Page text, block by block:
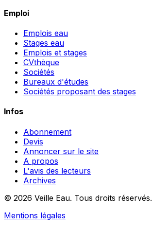
Emploi
Emplois eau
Stages eau
Emplois et stages
CVthèque
Sociétés
Bureaux d'études
Sociétés proposant des stages
Infos
Abonnement
Devis
Annoncer sur le site
A propos
L'avis des lecteurs
Archives
© 2026 Veille Eau. Tous droits réservés.
Mentions légales